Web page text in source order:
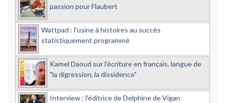
passion pour Flaubert
Wattpad : l'usine à histoires au succès
statistiquement programmé
Kamel Daoud sur l'écriture en français, langue de
"la digression, la dissidence"
Interview : l'éditrice de Delphine de Vigan